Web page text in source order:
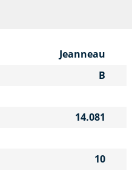
Jeanneau
B
14.081
10